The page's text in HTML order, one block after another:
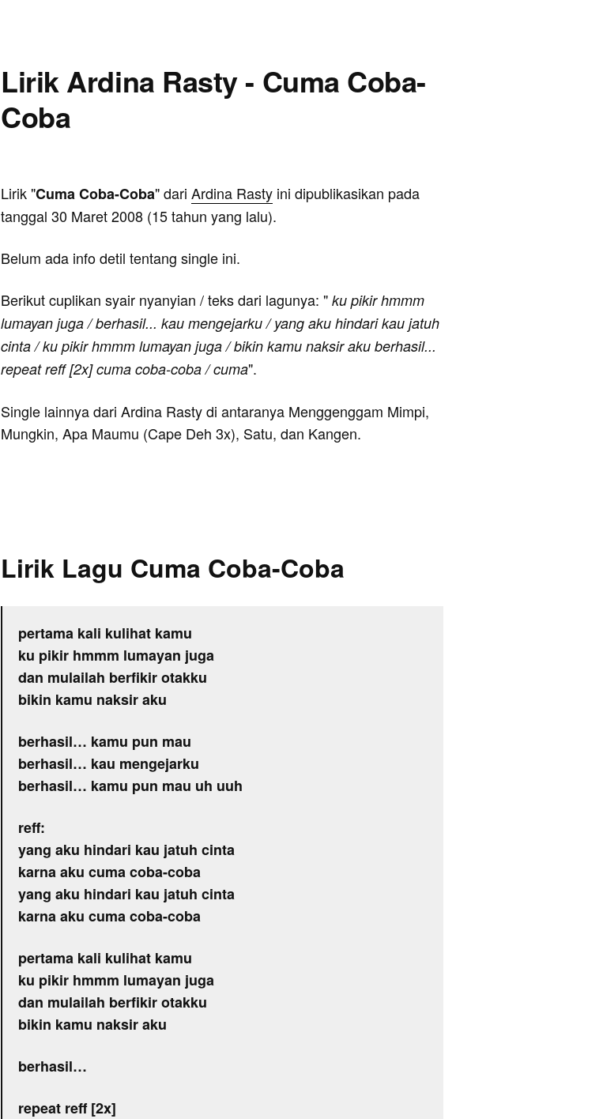
Lirik Ardina Rasty - Cuma Coba-
Coba
Lirik "Cuma Coba-Coba" dari Ardina Rasty ini dipublikasikan pada
tanggal 30 Maret 2008 (15 tahun yang lalu).
Belum ada info detil tentang single ini.
Berikut cuplikan syair nyanyian / teks dari lagunya: " ku pikir hmmm
lumayan juga / berhasil... kau mengejarku / yang aku hindari kau jatuh
cinta / ku pikir hmmm lumayan juga / bikin kamu naksir aku berhasil...
repeat reff [2x] cuma coba-coba / cuma".
Single lainnya dari Ardina Rasty di antaranya Menggenggam Mimpi,
Mungkin, Apa Maumu (Cape Deh 3x), Satu, dan Kangen.
Lirik Lagu Cuma Coba-Coba
pertama kali kulihat kamu
ku pikir hmmm lumayan juga
dan mulailah berfikir otakku
bikin kamu naksir aku
berhasil… kamu pun mau
berhasil… kau mengejarku
berhasil… kamu pun mau uh uuh
reff:
yang aku hindari kau jatuh cinta
karna aku cuma coba-coba
yang aku hindari kau jatuh cinta
karna aku cuma coba-coba
pertama kali kulihat kamu
ku pikir hmmm lumayan juga
dan mulailah berfikir otakku
bikin kamu naksir aku
berhasil…
repeat reff [2x]